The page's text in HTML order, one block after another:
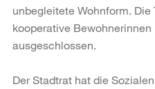
unbegleitete Wohnform.
kooperative
ausgeschlossen.
Der Stadtrat hat die